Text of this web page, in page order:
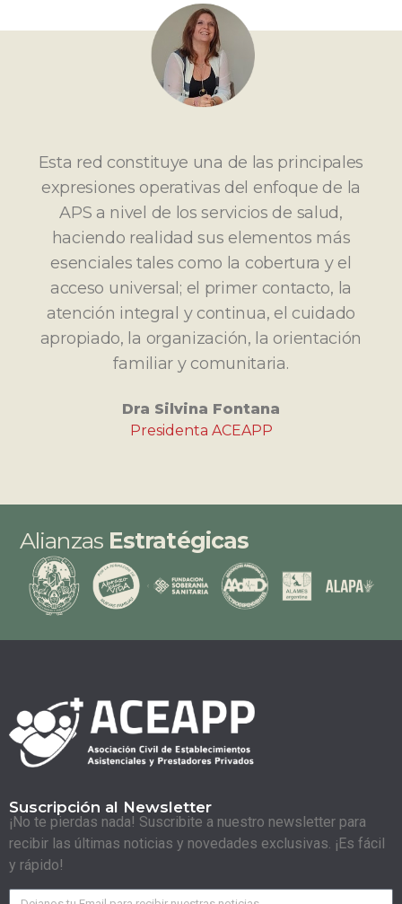
Esta red constituye una de las principales
expresiones operativas del enfoque de la
APS a nivel de los servicios de salud,
haciendo realidad sus elementos más
esenciales tales como la cobertura y el
acceso universal; el primer contacto, la
atención integral y continua, el cuidado
apropiado, la organización, la orientación
familiar y comunitaria.
Dra Silvina Fontana
Presidenta ACEAPP
AlianzasEstratégicas
Suscripción al Newsletter
¡No te pierdas nada! Suscribite a nuestro newsletter para
recibir las últimas noticias y novedades exclusivas. ¡Es fácil
y rápido!